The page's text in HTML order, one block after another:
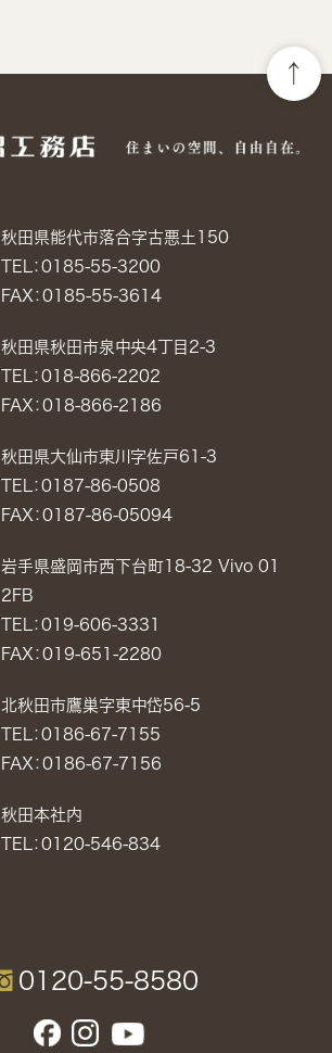
秋田県能代市落合字古悪土150
TEL：0185-55-3200
FAX：0185-55-3614
秋田県秋田市泉中央4丁目2-3
TEL：018-866-2202
FAX：018-866-2186
秋田県大仙市東川字佐戸61-3
TEL：0187-86-0508
FAX：0187-86-05094
岩手県盛岡市西下台町18-32 Vivo 01
2FB
TEL：019-606-3331
FAX：019-651-2280
北秋田市鷹巣字東中岱56-5
TEL：0186-67-7155
FAX：0186-67-7156
秋田本社内
TEL：0120-546-834
0120-55-8580